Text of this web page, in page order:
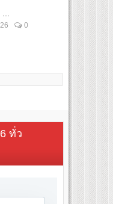
0
ทั่ว